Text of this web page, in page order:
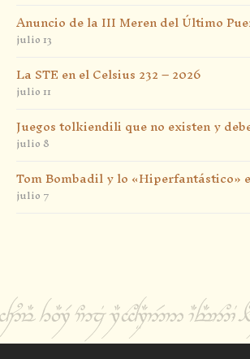
Anuncio de la III Meren del Último
julio 13
La STE en el Celsius 232 – 2026
julio 11
Juegos tolkiendili que no existen y
julio 8
Tom Bombadil y lo «Hiperfantástico»
julio 7